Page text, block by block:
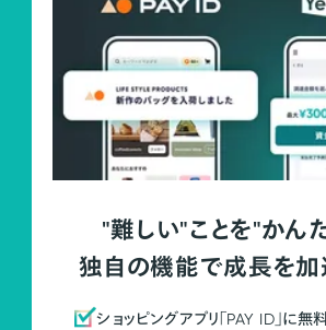
"難しい"ことを"かん
独自の機能で成長を加
ショッピングアプリ「PAY ID」に無